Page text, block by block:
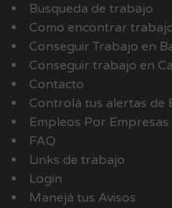
Busqueda de trabajo
Como encontrar
Conseguir Trabajo en
Conseguir trabajo en
Contacto
Controlá tus alertas de
Empleos Por Empresas
FAQ
Links de trabajo
Login
Manejá tus Avisos